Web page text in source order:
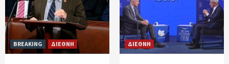
BREAKING ΔΙΕΘΝΗ ΔΙΕΘΝΗ